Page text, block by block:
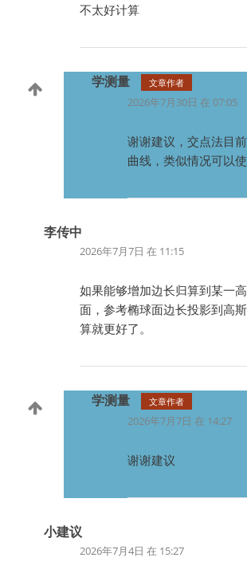
不太好计算
学测量 文章作者
2026年7月30日 在 07:05
谢谢建议，交点法目
曲线，类似情况可以
李传中
2026年7月7日 在 11:15
如果能够增加边长归算到某一
面，参考椭球面边长投影到高
算就更好了。
学测量 文章作者
2026年7月7日 在 14:27
谢谢建议
小建议
2026年7月4日 在 15:27